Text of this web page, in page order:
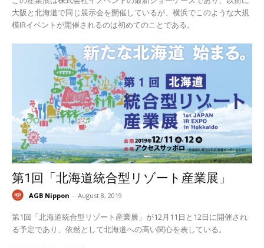
大阪と北海道で同じ展示会を開催しているが、横浜でこのような大規
模IRイベントが開催されるのは初めてのことである。
第1回「北海道統合型リゾート産業展」
AGB Nippon - August 8, 2019
第1回「北海道統合型リゾート産業展」が12月11日と12日に開催され
る予定であり、依然として北海道への高い関心を表している。